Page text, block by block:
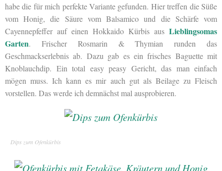
habe die für mich perfekte Variante gefunden. Hier treffen die Süße
vom Honig, die Säure vom Balsamico und die Schärfe vom
Cayennepfeffer auf einen Hokkaido Kürbis aus Lieblingsomas
Garten. Frischer Rosmarin & Thymian runden das
Geschmackserlebnis ab. Dazu gab es ein frisches Baguette mit
Knoblauchdip. Ein total easy peasy Gericht, das man einfach
mögen muss. Ich kann es mir auch gut als Beilage zu Fleisch
vorstellen. Das werde ich demnächst mal ausprobieren.
Dips zum Ofenkürbis